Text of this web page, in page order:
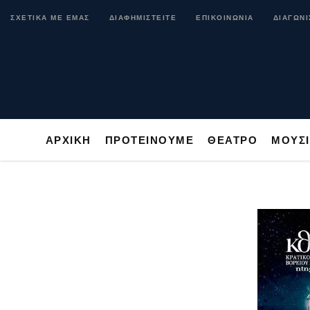
ΣΧΕΤΙΚΑ ΜΕ ΕΜΑΣ ΔΙΑΦΗΜΙΣΤΕΙΤΕ ΕΠΙΚΟΙΝΩΝΙΑ
ΑΡΧΙΚΗ ΠΡΟΤΕΙΝΟΥΜΕ ΘΕΑΤΡΟ
ΑΡΧΙΚΗ ΠΡΟΤΕΙΝΟΥΜΕ ΘΕΑΤΡΟ